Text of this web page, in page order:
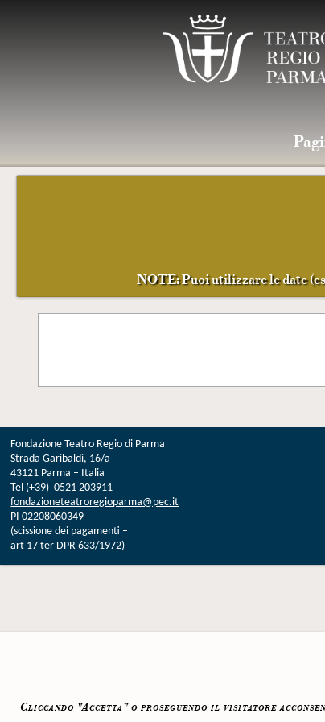
NOTE:Puoi utilizzare le date
Cliccando "Accetta" o proseguendo il visitatore
Fondazione Teatro Regio di Parma
Strada Garibaldi, 16/a
43121 Parma – Italia
Tel (+39) 0521 203911
fondazioneteatroregioparma@pec.it
PI 02208060349
(scissione dei pagamenti –
art 17 ter DPR 633/1972)